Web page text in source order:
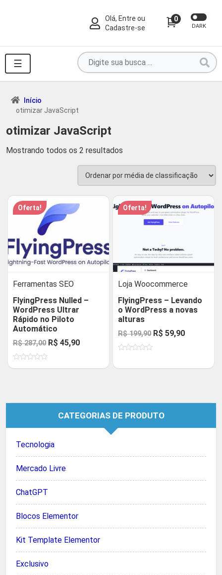
Olá, Entre ou
Cadastre-se
0
DARK
☰
Pesquise
por
produtos
...
Início
otimizar JavaScript
otimizar JavaScript
Mostrando todos os 2 resultados
por
classificação
Oferta!
Ferramentas SEO
FlyingPress Nulled –
WordPress Ultrar
Rápido no Piloto
Automático
R$287,00 O
original
R$ 45,90O
atual
Oferta!
Loja Woocommerce
FlyingPress – Levando
o WordPress a novas
alturas
R$199,90 O
R$ 59,90O
de
CATEGORIAS DE PRODUTO
Tecnologia
Mercado Livre
ChatGPT
Blocos Elementor
Kit Template Elementor
Exclusivo